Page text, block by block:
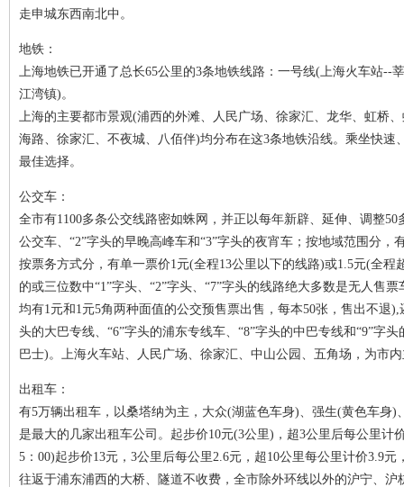
走申城东西南北中。
地铁：
上海地铁已开通了总长65公里的3条地铁线路：一号线(上海火车站--
江湾镇)。
上海的主要都市景观(浦西的外滩、人民广场、徐家汇、龙华、虹桥
海路、徐家汇、不夜城、八佰伴)均分布在这3条地铁沿线。乘坐快
最佳选择。
公交车：
全市有1100多条公交线路密如蛛网，并正以每年新辟、延伸、调整
公交车、“2”字头的早晚高峰车和“3”字头的夜宵车；按地域范围分
按票务方式分，有单一票价1元(全程13公里以下的线路)或1.5元(全
的或三位数中“1”字头、“2”字头、“7”字头的线路绝大多数是无人售
均有1元和1元5角两种面值的公交预售票出售，每本50张，售出不退
头的大巴专线、“6”字头的浦东专线车、“8”字头的中巴专线和“9”字
巴士)。上海火车站、人民广场、徐家汇、中山公园、五角场，为市
出租车：
有5万辆出租车，以桑塔纳为主，大众(湖蓝色车身)、强生(黄色车身
是最大的几家出租车公司。起步价10元(3公里)，超3公里后每公里
5：00)起步价13元，3公里后每公里2.6元，超10公里每公里计价3.9
往返于浦东浦西的大桥、隧道不收费，全市除外环线以外的沪宁、